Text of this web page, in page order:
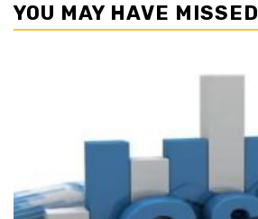
YOU MAY HAVE MISSED